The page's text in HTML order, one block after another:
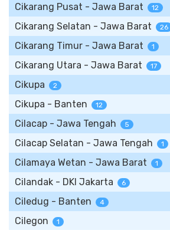
Cikarang Pusat - Jawa Barat 12
Cikarang Selatan - Jawa Barat 26
Cikarang Timur - Jawa Barat 1
Cikarang Utara - Jawa Barat 17
Cikupa 2
Cikupa - Banten 12
Cilacap - Jawa Tengah 5
Cilacap Selatan - Jawa Tengah 1
Cilamaya Wetan - Jawa Barat 1
Cilandak - DKI Jakarta 6
Ciledug - Banten 4
Cilegon 1